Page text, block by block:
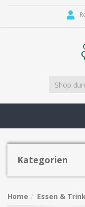
Kategorien
Home Essen &